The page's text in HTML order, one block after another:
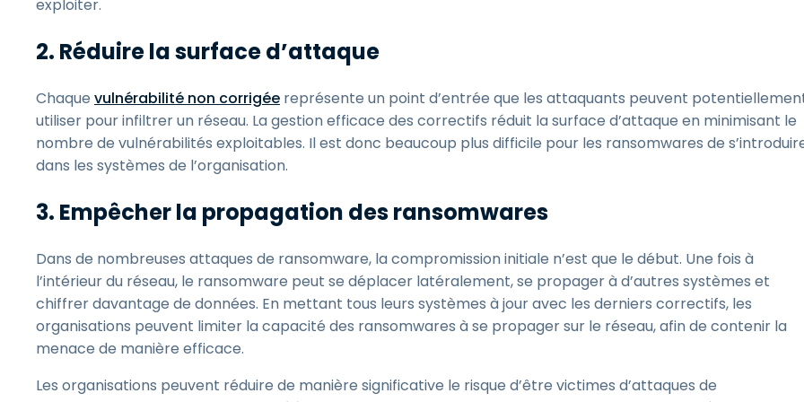
exploiter.
2. Réduire la surface d’attaque
Chaque vulnérabilité non corrigée représente un point d’entrée que les attaquants peuvent
utiliser pour infiltrer un réseau. La gestion efficace des correctifs réduit la surface d’attaque en minimisant le
nombre de vulnérabilités exploitables. Il est donc beaucoup plus difficile pour les ransomwares de
dans les systèmes de l’organisation.
3. Empêcher la propagation des ransomwares
Dans de nombreuses attaques de ransomware, la compromission initiale n’est que le début. Une fois à
l’intérieur du réseau, le ransomware peut se déplacer latéralement, se propager à d’autres systèmes et
chiffrer davantage de données. En mettant tous leurs systèmes à jour avec les derniers correctifs, les
organisations peuvent limiter la capacité des ransomwares à se propager sur le réseau, afin de contenir la
menace de manière efficace.
Les organisations peuvent réduire de manière significative le risque d’être victimes d’attaques de